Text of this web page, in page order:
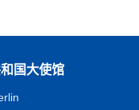
国大使馆